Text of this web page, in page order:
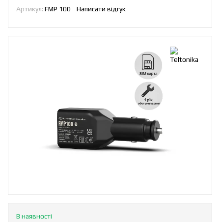
Артикул: FMP 100 Написати відгук
В наявності